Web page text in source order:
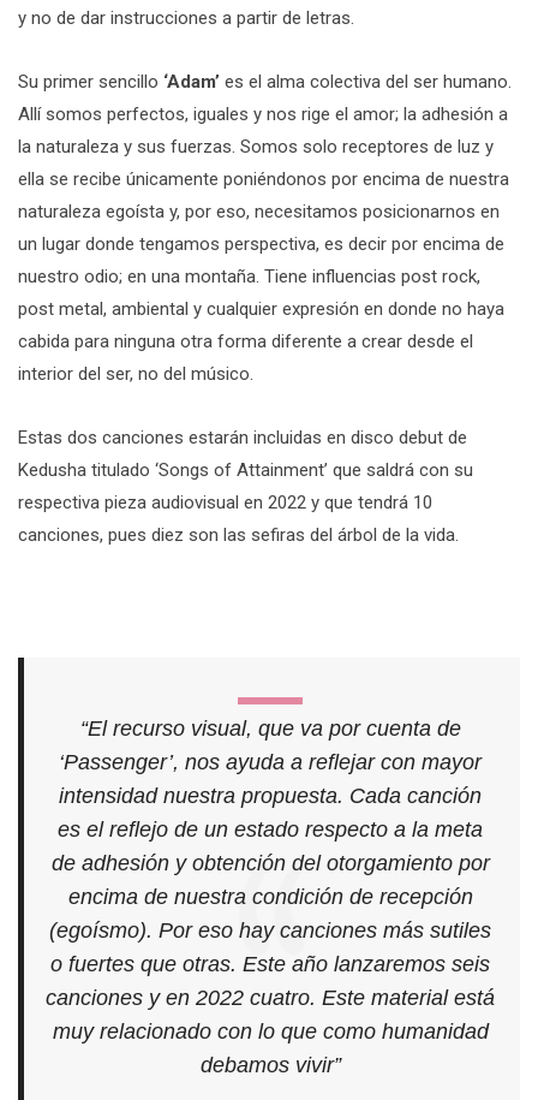
y no de dar instrucciones a partir de letras.
Su primer sencillo ‘Adam’ es el alma colectiva del ser humano.
Allí somos perfectos, iguales y nos rige el amor; la adhesión a
la naturaleza y sus fuerzas. Somos solo receptores de luz y
ella se recibe únicamente poniéndonos por encima de nuestra
naturaleza egoísta y, por eso, necesitamos posicionarnos en
un lugar donde tengamos perspectiva, es decir por encima de
nuestro odio; en una montaña. Tiene influencias post rock,
post metal, ambiental y cualquier expresión en donde no haya
cabida para ninguna otra forma diferente a crear desde el
interior del ser, no del músico.
Estas dos canciones estarán incluidas en disco debut de
Kedusha titulado ‘Songs of Attainment’ que saldrá con su
respectiva pieza audiovisual en 2022 y que tendrá 10
canciones, pues diez son las sefiras del árbol de la vida.
“El recurso visual, que va por cuenta de
‘Passenger’, nos ayuda a reflejar con mayor
intensidad nuestra propuesta. Cada canción
es el reflejo de un estado respecto a la meta
de adhesión y obtención del otorgamiento por
encima de nuestra condición de recepción
(egoísmo). Por eso hay canciones más sutiles
o fuertes que otras. Este año lanzaremos seis
canciones y en 2022 cuatro. Este material está
muy relacionado con lo que como humanidad
debamos vivir”